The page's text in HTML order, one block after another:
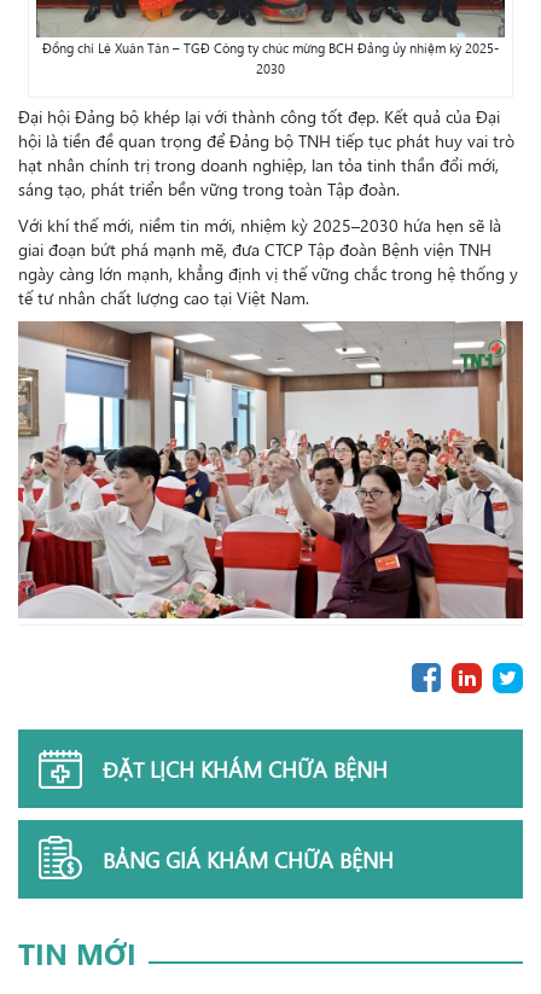
Đồng chí Lê Xuân Tân – TGĐ Công ty chúc mừng BCH Đảng ủy nhiệm kỳ 2025-
2030
Đại hội Đảng bộ khép lại với thành công tốt đẹp. Kết quả của Đại
hội là tiền đề quan trọng để Đảng bộ TNH tiếp tục phát huy vai trò
hạt nhân chính trị trong doanh nghiệp, lan tỏa tinh thần đổi mới,
sáng tạo, phát triển bền vững trong toàn Tập đoàn.
Với khí thế mới, niềm tin mới, nhiệm kỳ 2025–2030 hứa hẹn sẽ là
giai đoạn bứt phá mạnh mẽ, đưa CTCP Tập đoàn Bệnh viện TNH
ngày càng lớn mạnh, khẳng định vị thế vững chắc trong hệ thống y
tế tư nhân chất lượng cao tại Việt Nam.
ĐẶT LỊCH KHÁM CHỮA BỆNH
BẢNG GIÁ KHÁM CHỮA BỆNH
TIN MỚI